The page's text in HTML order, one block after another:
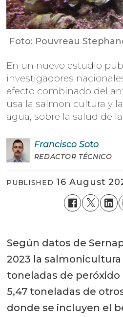
Foto: Pouvreau
En un nuevo estudio
investigadores
efecto combinado del
usa la salmonicultura y
agua, sobre la salud de
Francisco Soto
REDACTOR TÉCNICO
PUBLISHED 16 August
Según datos de
2023 la
toneladas de
5,47 toneladas de
donde se incluyen el